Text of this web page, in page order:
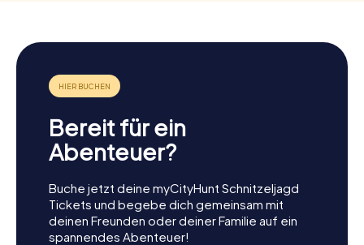
Bereit für ein
Abenteuer?
Buche jetzt deine myCityHunt Schnitzeljagd
Tickets und begebe dich gemeinsam mit
deinen Freunden oder deiner Familie auf ein
spannendes Abenteuer!